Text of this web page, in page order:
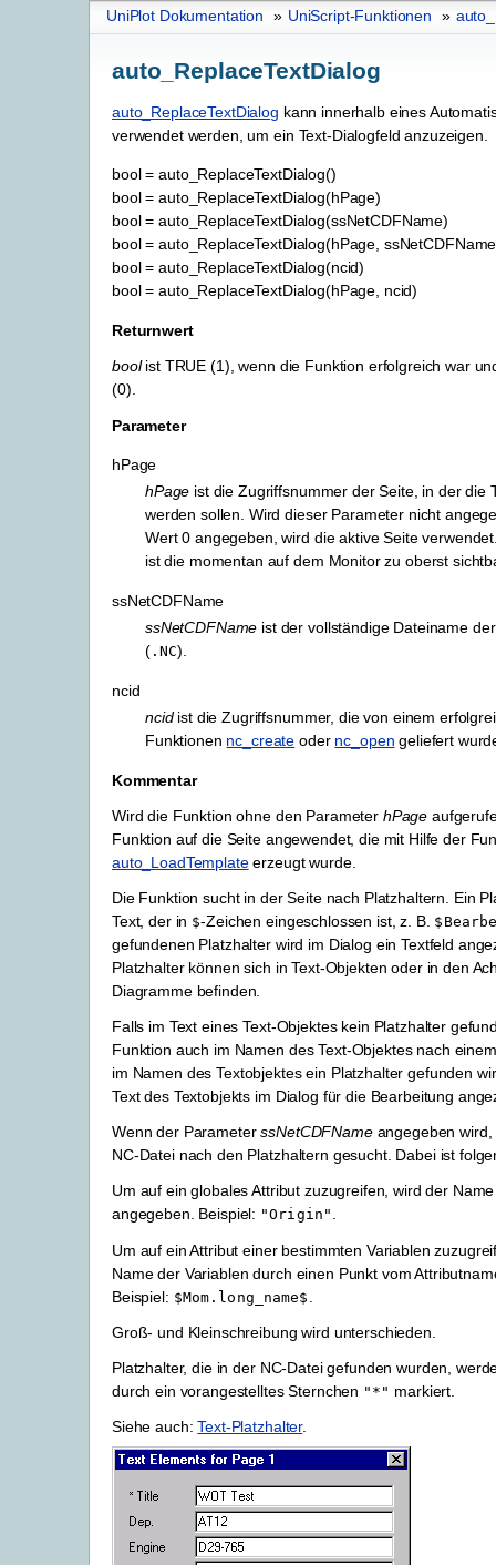
UniPlot Dokumentation » UniScript-Funktionen »
auto_ReplaceTextDialog
auto_ReplaceTextDialog kann innerhalb eines
verwendet werden, um ein Text-Dialogfeld anzuzeigen.
bool = auto_ReplaceTextDialog()
bool = auto_ReplaceTextDialog(hPage)
bool = auto_ReplaceTextDialog(ssNetCDFName)
bool = auto_ReplaceTextDialog(hPage,
bool = auto_ReplaceTextDialog(ncid)
bool = auto_ReplaceTextDialog(hPage, ncid)
Returnwert
boolist TRUE (1), wenn die Funktion erfolgreich war
(0).
Parameter
hPage
hPage ist die Zugriffsnummer der Seite, in der die
werden sollen. Wird dieser Parameter nicht
Wert 0 angegeben, wird die aktive Seite
ist die momentan auf dem Monitor zu oberst
ssNetCDFName
ssNetCDFName ist der vollständige Dateiname
(.NC).
ncid
ncidist die Zugriffsnummer, die von einem
Funktionen nc_create oder nc_open geliefert
Kommentar
Wird die Funktion ohne den Parameter hPage
Funktion auf die Seite angewendet, die mit Hilfe der
auto_LoadTemplateerzeugt wurde.
Die Funktion sucht in der Seite nach Platzhaltern. Ein
Text, der in $-Zeichen eingeschlossen ist, z. B.
gefundenen Platzhalter wird im Dialog ein Textfeld
Platzhalter können sich in Text-Objekten oder in den
Diagramme befinden.
Falls im Text eines Text-Objektes kein Platzhalter
Funktion auch im Namen des Text-Objektes nach
im Namen des Textobjektes ein Platzhalter gefunden
Text des Textobjekts im Dialog für die Bearbeitung
Wenn der ParameterssNetCDFNameangegeben wird,
NC-Datei nach den Platzhaltern gesucht. Dabei ist
Um auf ein globales Attribut zuzugreifen, wird der
angegeben. Beispiel: "Origin" .
Um auf ein Attribut einer bestimmten Variablen
Name der Variablen durch einen Punkt vom
Beispiel: $Mom.long_name$
Groß- und Kleinschreibung wird unterschieden.
Platzhalter, die in der NC-Datei gefunden wurden,
durch ein vorangestelltes Sternchen "*" markiert.
Siehe auch:Text-Platzhalter.